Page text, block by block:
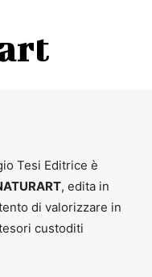
Tesi Editrice è
, edita in
di valorizzare in
custoditi